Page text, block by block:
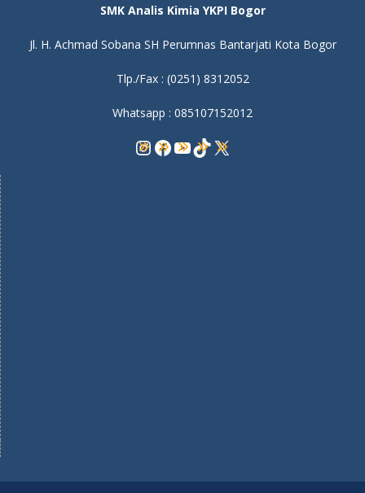
SMK Analis Kimia YKPI Bogor
Jl. H. Achmad Sobana SH Perumnas Bantarjati Kota Bogor
Tlp./Fax : (0251) 8312052
Whatsapp : 085107152012
Instagram
Facebook
YouTube
TikTok
X